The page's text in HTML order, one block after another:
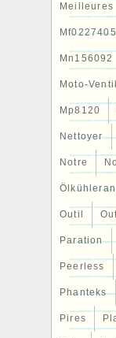
Meilleures
Mn156092
Moto-
Mp8120
Nettoyer
Notre
Outil
Paration
Peerless
Phanteks
Pires